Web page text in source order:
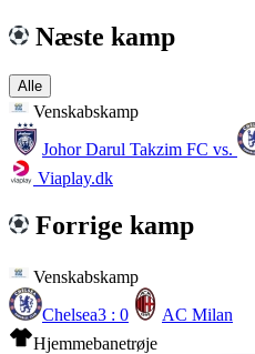
Næste kamp
Alle
Venskabskamp
Johor Darul Takzim FC vs.
Viaplay.dk
Forrige kamp
Venskabskamp
Chelsea3 : 0
AC Milan
Hjemmebanetrøje